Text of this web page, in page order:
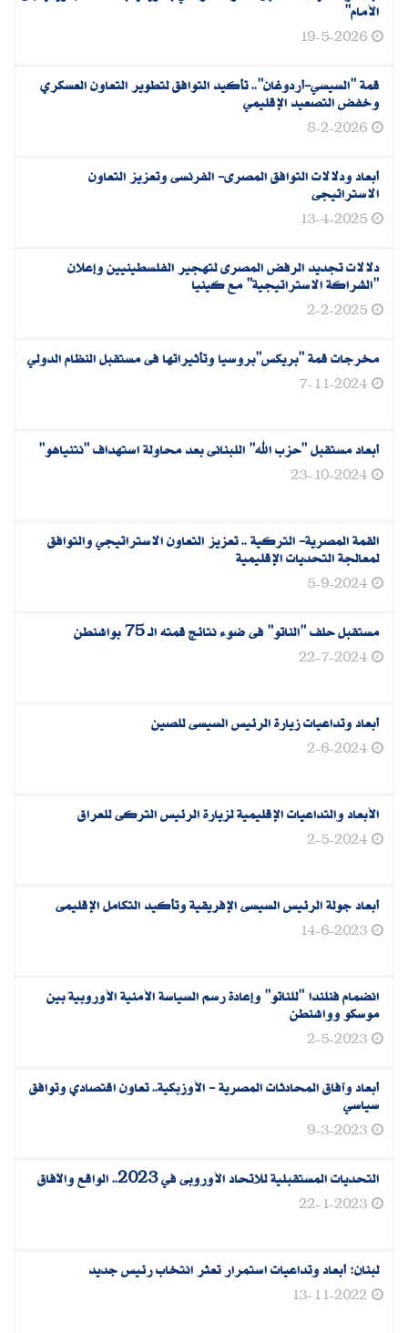
الأمام"
19-5-2026
قمة "السيسي-أردوغان".. تأكيد التوافق لتطوير التعاون العسكري
وخفض التصعيد الإقليمي
8-2-2026
أبعاد ودلالات التوافق المصرى- الفرنسى وتعزيز التعاون
الاستراتيجى
13-4-2025
دلالات تجديد الرفض المصرى لتهجير الفلسطينيين وإعلان
"الشراكة الاستراتيجية" مع كينيا
2-2-2025
مخرجات قمة "بريكس"بروسيا وتأثيراتها فى مستقبل النظام الدولي
7-11-2024
أبعاد مستقبل "حزب الله" اللبنانى بعد محاولة استهداف "نتنياهو"
23-10-2024
القمة المصرية- التركية .. تعزيز التعاون الاستراتيجي والتوافق
لمعالجة التحديات الإقليمية
5-9-2024
مستقبل حلف "الناتو" فى ضوء نتائج قمته الـ 75 بواشنطن
22-7-2024
أبعاد وتداعيات زيارة الرئيس السيسى للصين
2-6-2024
الأبعاد والتداعيات الإقليمية لزيارة الرئيس التركى للعراق
2-5-2024
أبعاد جولة الرئيس السيسى الإفريقية وتأكيد التكامل الإقليمى
14-6-2023
انضمام فنلندا "للناتو" وإعادة رسم السياسة الأمنية الأوروبية بين
موسكو وواشنطن
2-5-2023
أبعاد وآفاق المحادثات المصرية - الأوزبكية.. تعاون اقتصادي وتوافق
سياسي
9-3-2023
التحديات المستقبلية للاتحاد الأوروبى في 2023.. الواقع والآفاق
22-1-2023
لبنان: أبعاد وتداعيات استمرار تعثر انتخاب رئيس جديد
13-11-2022